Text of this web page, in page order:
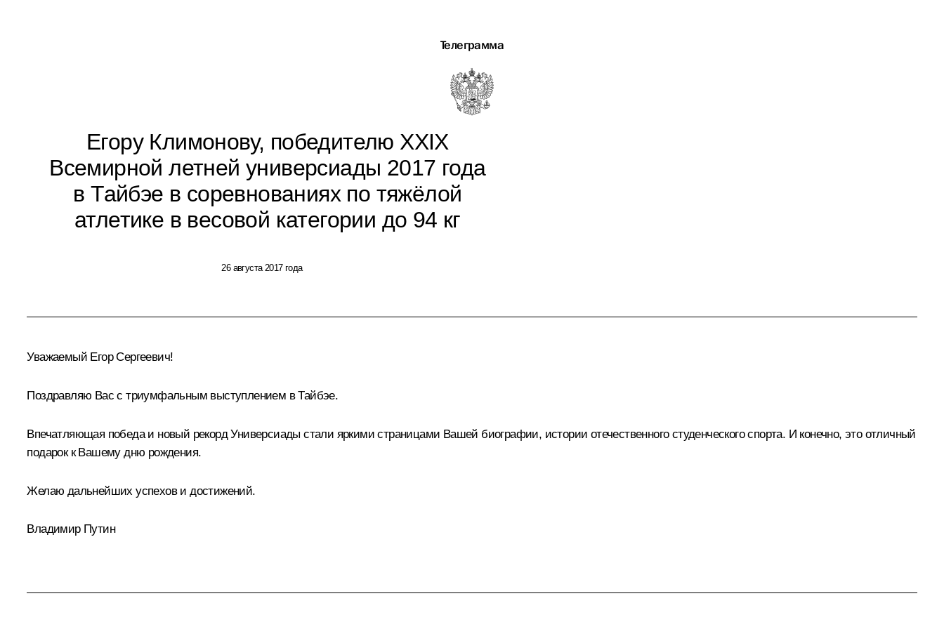
Телеграмма
Егору Климонову, победителю XXIX
Всемирной летней универсиады 2017 года
в Тайбэе в соревнованиях по тяжёлой
атлетике в весовой категории до 94 кг
26 августа 2017 года
Уважаемый Егор Сергеевич!
Поздравляю Вас с триумфальным выступлением в Тайбэе.
Впечатляющая победа и новый рекорд Универсиады стали яркими страницами Вашей биографии, истории отечественного студенческого спорта. И конечно, это отличный
подарок к Вашему дню рождения.
Желаю дальнейших успехов и достижений.
Владимир Путин